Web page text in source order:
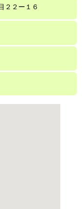
２２ー１６